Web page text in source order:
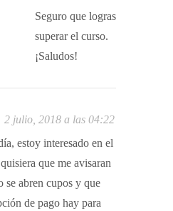
Seguro que logras
superar el curso.
¡Saludos!
2 julio, 2018 a las 04:22
estoy interesado en el
que me avisaran
se abren cupos y que
de pago hay para